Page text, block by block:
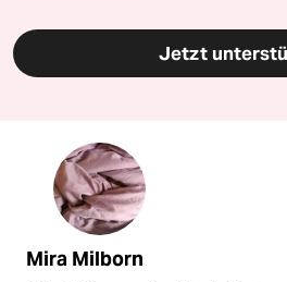
Jetzt
Mira Milborn